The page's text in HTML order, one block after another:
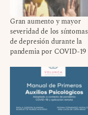
Gran aumento y mayor
severidad de los síntomas
de depresión durante la
pandemia por COVID-19